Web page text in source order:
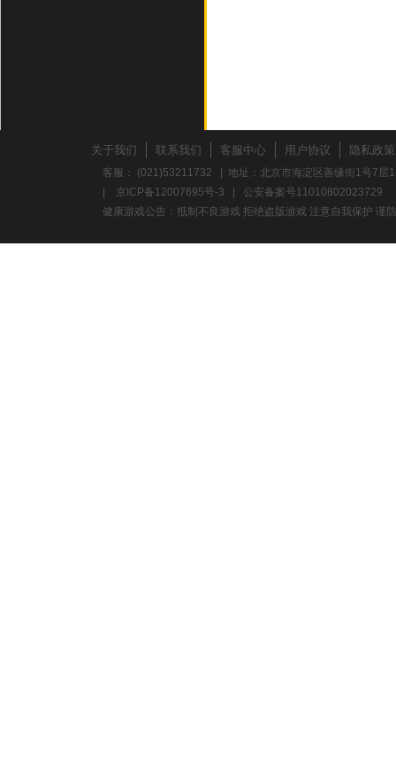
关于我们 联系我们 客服中心 用户协议 隐私政策
客服： (021)53211732 | 地址：北京市海淀区善缘街1号7
京ICP备12007695号-3
公安备案号11010802023729
健康游戏公告：抵制不良游戏 拒绝盗版游戏 注意自我保护 谨